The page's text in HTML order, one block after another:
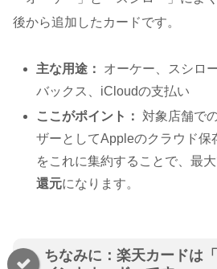
後から追加したカードです。
主な用途：
オーケー、スシロ
バックス、iCloudの支払い
ここがポイント：
対象店舗で
ザーとしてAppleのクラウド保
をこれに集約することで、最
還元になります。
ちなみに：楽天カードは